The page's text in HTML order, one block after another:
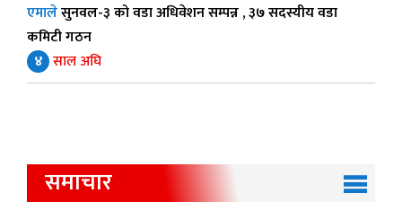
एमालेसुनवल-३ को वडा अधिवेशन सम्पन्न , ३७ सदस्यीय वडा
कमिटी गठन
४ साल अघि
समाचार